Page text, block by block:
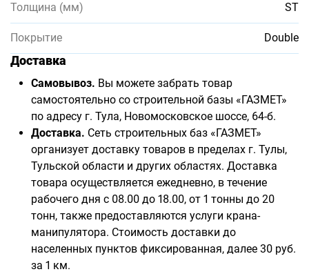
Толщина (мм) ST
Покрытие Double
Доставка
Самовывоз. Вы можете забрать товар
самостоятельно со строительной базы «ГАЗМЕТ»
по адресу г. Тула, Новомосковское шоссе, 64-б.
Доставка. Сеть строительных баз «ГАЗМЕТ»
организует доставку товаров в пределах г. Тулы,
Тульской области и других областях. Доставка
товара осуществляется ежедневно, в течение
рабочего дня с 08.00 до 18.00, от 1 тонны до 20
тонн, также предоставляются услуги крана-
манипулятора. Стоимость доставки до
населенных пунктов фиксированная, далее 30 руб.
за 1 км.